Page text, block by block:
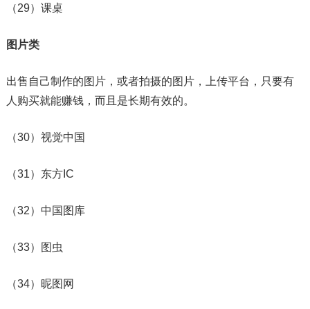
（29）课桌
图片类
出售自己制作的图片，或者拍摄的图片，上传平台，只要有
人购买就能赚钱，而且是长期有效的。
（30）视觉中国
（31）东方IC
（32）中国图库
（33）图虫
（34）昵图网